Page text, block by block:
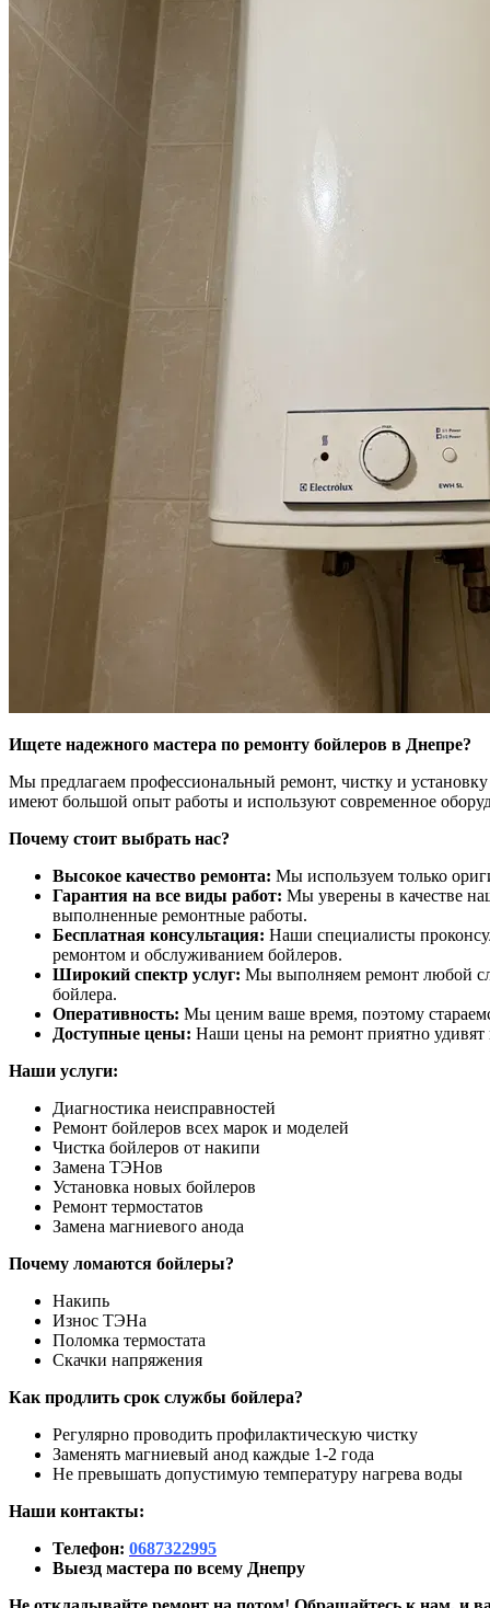
Ищете надежного мастера по ремонту бойлеров в Днепре?
Мы предлагаем профессиональный ремонт, чистку и
имеют большой опыт работы и используют современное
Почему стоит выбрать нас?
Высокое качество ремонта: Мы используем только
Гарантия на все виды работ: Мы уверены в качестве
выполненные ремонтные работы.
Бесплатная консультация: Наши специалисты
ремонтом и обслуживанием бойлеров.
Широкий спектр услуг: Мы выполняем ремонт любой
бойлера.
Оперативность: Мы ценим ваше время, поэтому
Доступные цены: Наши цены на ремонт приятно удивят
Наши услуги:
Диагностика неисправностей
Ремонт бойлеров всех марок и моделей
Чистка бойлеров от накипи
Замена ТЭНов
Установка новых бойлеров
Ремонт термостатов
Замена магниевого анода
Почему ломаются бойлеры?
Накипь
Износ ТЭНа
Поломка термостата
Скачки напряжения
Как продлить срок службы бойлера?
Регулярно проводить профилактическую чистку
Заменять магниевый анод каждые 1-2 года
Не превышать допустимую температуру нагрева воды
Наши контакты:
Телефон: 0687322995
Выезд мастера по всему Днепру